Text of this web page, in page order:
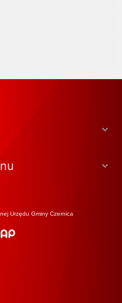
Urzędu Gminy Czernica